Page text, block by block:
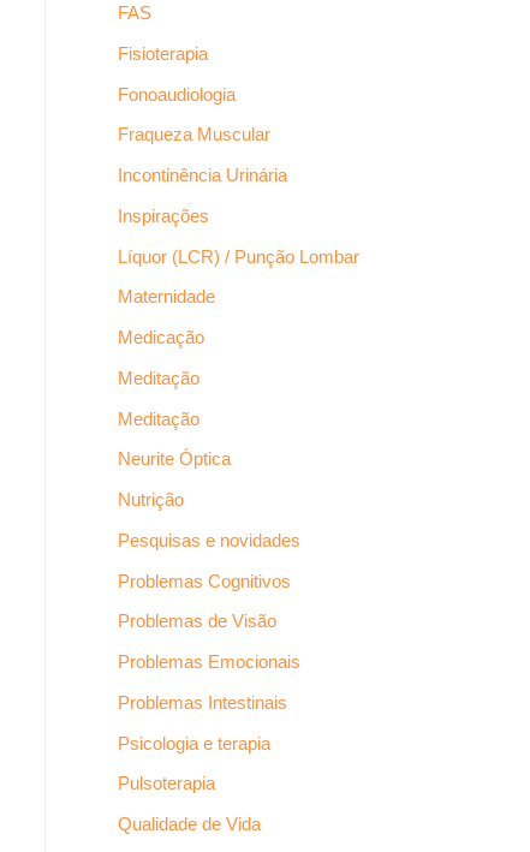
FAS
Fisioterapia
Fonoaudiologia
Fraqueza Muscular
Incontinência Urinária
Inspirações
Líquor (LCR) / Punção Lombar
Maternidade
Medicação
Meditação
Meditação
Neurite Óptica
Nutrição
Pesquisas e novidades
Problemas Cognitivos
Problemas de Visão
Problemas Emocionais
Problemas Intestinais
Psicologia e terapia
Pulsoterapia
Qualidade de Vida